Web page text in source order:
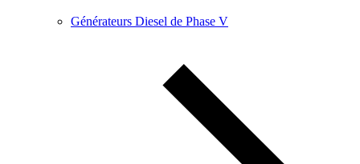
Générateurs Diesel de Phase V